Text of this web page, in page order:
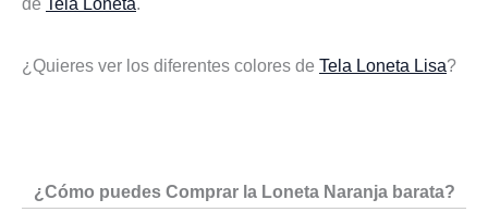
¿Quieres ver los diferentes colores de Tela Loneta Lisa?
¿Cómo puedes Comprar la Loneta Naranja barata?